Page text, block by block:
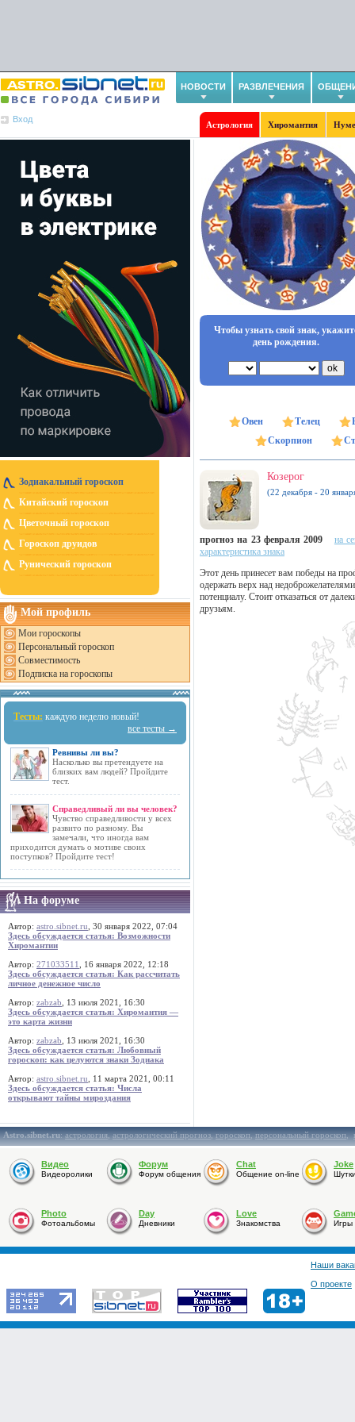
НОВОСТИ РАЗВЛЕЧЕНИЯ
Вход
Астрология Хиромантия
Зодиакальный гороскоп
Китайский гороскоп
Цветочный гороскоп
Гороскоп друидов
Рунический гороскоп
Мой профиль
Мои гороскопы
Персональный гороскоп
Совместимость
Подписка на гороскопы
Тесты: каждую неделю новый!
все тесты →
Ревнивы ли вы?
Насколько вы претендуете на
близких вам людей? Пройдите
тест.
Справедливый ли вы человек?
Чувство справедливости у всех
развито по разному. Вы
замечали, что иногда вам
приходится думать о мотиве своих
поступков? Пройдите тест!
На форуме
Автор: astro.sibnet.ru , 30 января 2022, 07:04
Здесь обсуждается статья: Возможности
Хиромантии
Автор: 271033511
, 16 января 2022, 12:18
Здесь обсуждается статья: Как рассчитать
личное денежное число
Автор: zabzab , 13 июля 2021, 16:30
Здесь обсуждается статья: Хиромантия —
это карта жизни
Автор: zabzab , 13 июля 2021, 16:30
Здесь обсуждается статья: Любовный
гороскоп: как целуются знаки Зодиака
Автор: astro.sibnet.ru , 11 марта 2021, 00:11
Здесь обсуждается статья: Числа
открывают тайны мироздания
Чтобы узнать свой знак,
день рождения.
Овен Телец
Скорпион
Козерог
(22 декабря - 20
прогноз на 23 февраля 2009
на
характеристика знака
Этот день принесет вам победы на
одержать верх над
потенциалу. Стоит отказаться от
друзьям.
Astro.sibnet.ru:астрология,астрологический прогноз,гороскоп,персональный гороскоп,
Видео
Видеоролики
Форум
Форум общения
Chat
Общение on-line
Joke
Photo
Фотоальбомы
Day
Дневники
Love
Знакомства Игры
Наши
О проекте